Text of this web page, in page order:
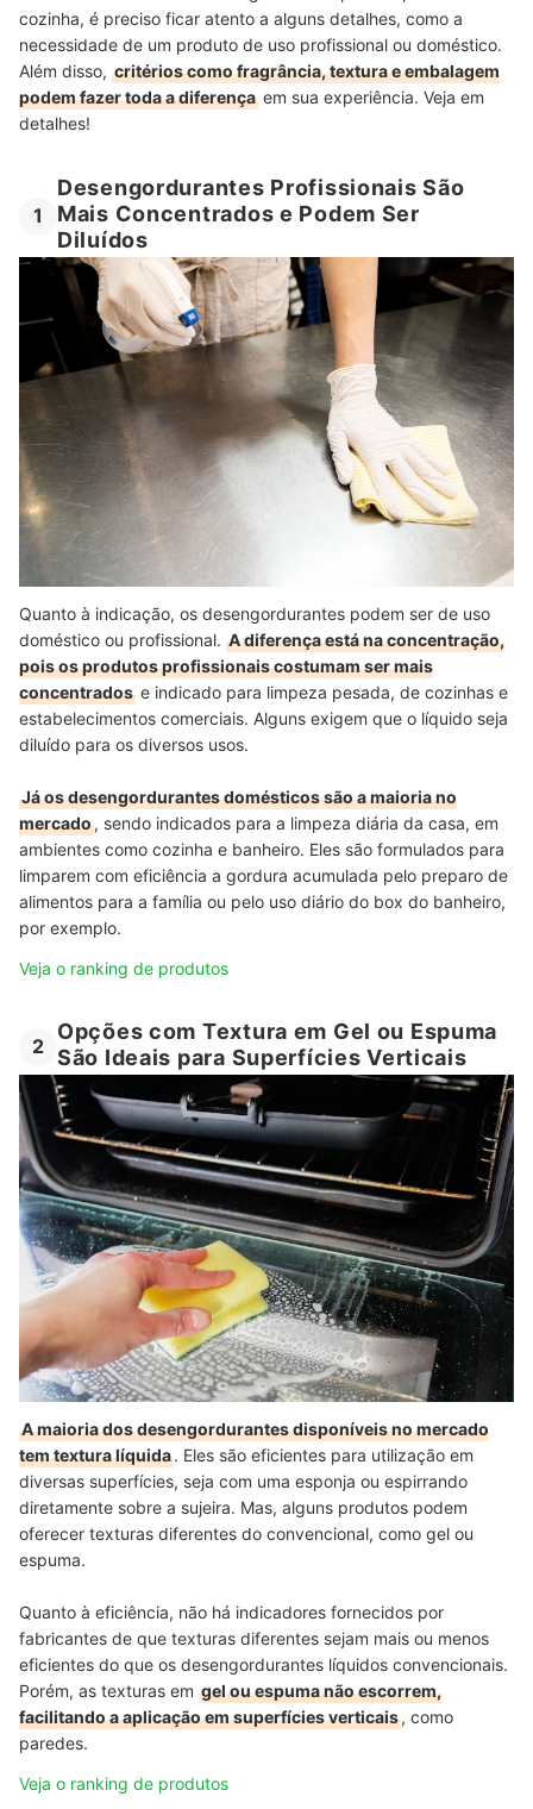
cozinha, é preciso ficar atento a alguns detalhes, como a
necessidade de um produto de uso profissional ou doméstico.
Além disso, critérios como fragrância, textura e embalagem
podem fazer toda a diferença em sua experiência. Veja em
detalhes!
1
Desengordurantes Profissionais São
Mais Concentrados e Podem Ser
Diluídos
Quanto à indicação, os desengordurantes podem ser de uso
doméstico ou profissional. A diferença está na concentração,
pois os produtos profissionais costumam ser mais
concentrados e indicado para limpeza pesada, de cozinhas e
estabelecimentos comerciais. Alguns exigem que o líquido seja
diluído para os diversos usos.
Já os desengordurantes domésticos são a maioria no
mercado, sendo indicados para a limpeza diária da casa, em
ambientes como cozinha e banheiro. Eles são formulados para
limparem com eficiência a gordura acumulada pelo preparo de
alimentos para a família ou pelo uso diário do box do banheiro,
por exemplo.
Veja o ranking de produtos
2
Opções com Textura em Gel ou Espuma
São Ideais para Superfícies Verticais
A maioria dos desengordurantes disponíveis no mercado
tem textura líquida. Eles são eficientes para utilização em
diversas superfícies, seja com uma esponja ou espirrando
diretamente sobre a sujeira. Mas, alguns produtos podem
oferecer texturas diferentes do convencional, como gel ou
espuma.
Quanto à eficiência, não há indicadores fornecidos por
fabricantes de que texturas diferentes sejam mais ou menos
eficientes do que os desengordurantes líquidos convencionais.
Porém, as texturas em gel ou espuma não escorrem,
facilitando a aplicação em superfícies verticais, como
paredes.
Veja o ranking de produtos